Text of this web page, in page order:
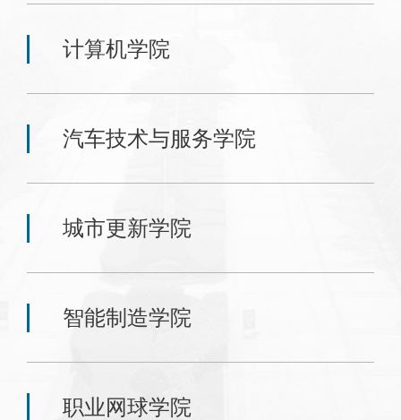
计算机学院
汽车技术与服务学院
城市更新学院
智能制造学院
职业网球学院